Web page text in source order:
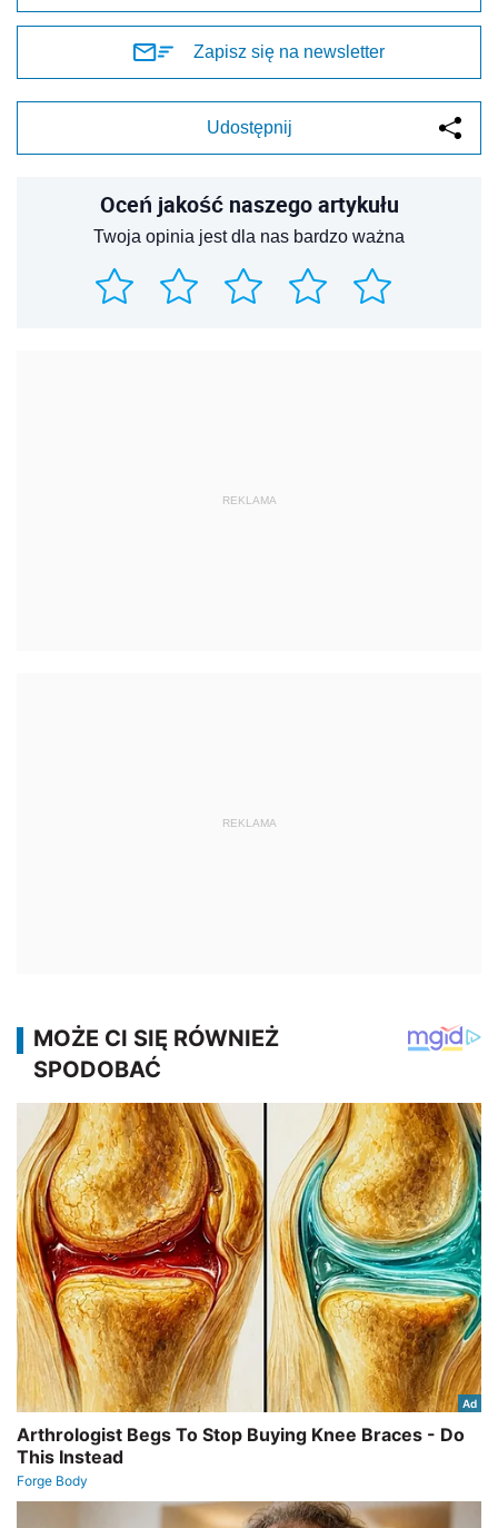
Zapisz się na newsletter
Udostępnij
Oceń jakość naszego artykułu
Twoja opinia jest dla nas bardzo ważna
REKLAMA
REKLAMA